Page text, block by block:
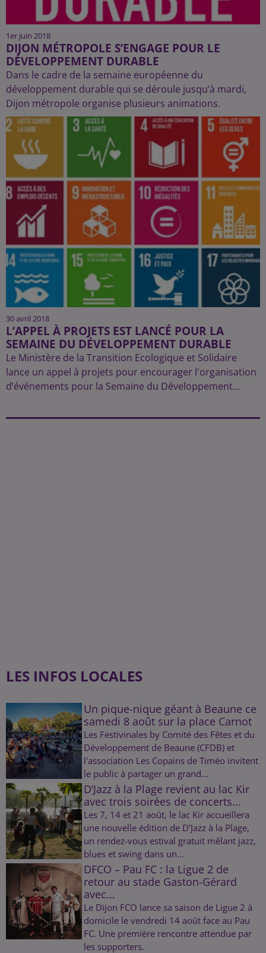
1er juin 2018
DIJON MÉTROPOLE S’ENGAGE POUR LE
DÉVELOPPEMENT DURABLE
Dans le cadre de la semaine européenne du
développement durable qui se déroule jusqu’à mardi,
Dijon métropole organise plusieurs animations.
30 avril 2018
L’APPEL À PROJETS EST LANCÉ POUR LA
SEMAINE DU DÉVELOPPEMENT DURABLE
Le Ministère de la Transition Ecologique et Solidaire
lance un appel à projets pour encourager l'organisation
d’événements pour la Semaine du Développement...
LES INFOS LOCALES
Un pique-nique géant à Beaune ce
samedi 8 août sur la place Carnot
Les Festivinales by Comité des Fêtes et du
Développement de Beaune (CFDB) et
l'association Les Copains de Timéo invitent
le public à partager un grand...
D’Jazz à la Plage revient au lac Kir
avec trois soirées de concerts...
Les 7, 14 et 21 août, le lac Kir accueillera
une nouvelle édition de D’Jazz à la Plage,
un rendez-vous estival gratuit mêlant jazz,
blues et swing dans un...
DFCO – Pau FC : la Ligue 2 de
retour au stade Gaston-Gérard
avec...
Le Dijon FCO lance sa saison de Ligue 2 à
domicile le vendredi 14 août face au Pau
FC. Une première rencontre attendue par
les supporters.